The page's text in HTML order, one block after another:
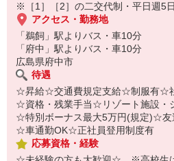
※［1］［2］の二交代制・平日週5
アクセス・勤務地
「鵜飼」駅よりバス・車10分
「府中」駅よりバス・車10分
広島県府中市
待遇
☆昇給☆交通費規定支給☆制服有☆
☆資格・残業手当☆リゾート施設・
☆特別ボーナス最大5万円(規定)☆友
☆車通勤OK☆正社員登用制度有
応募資格・経験